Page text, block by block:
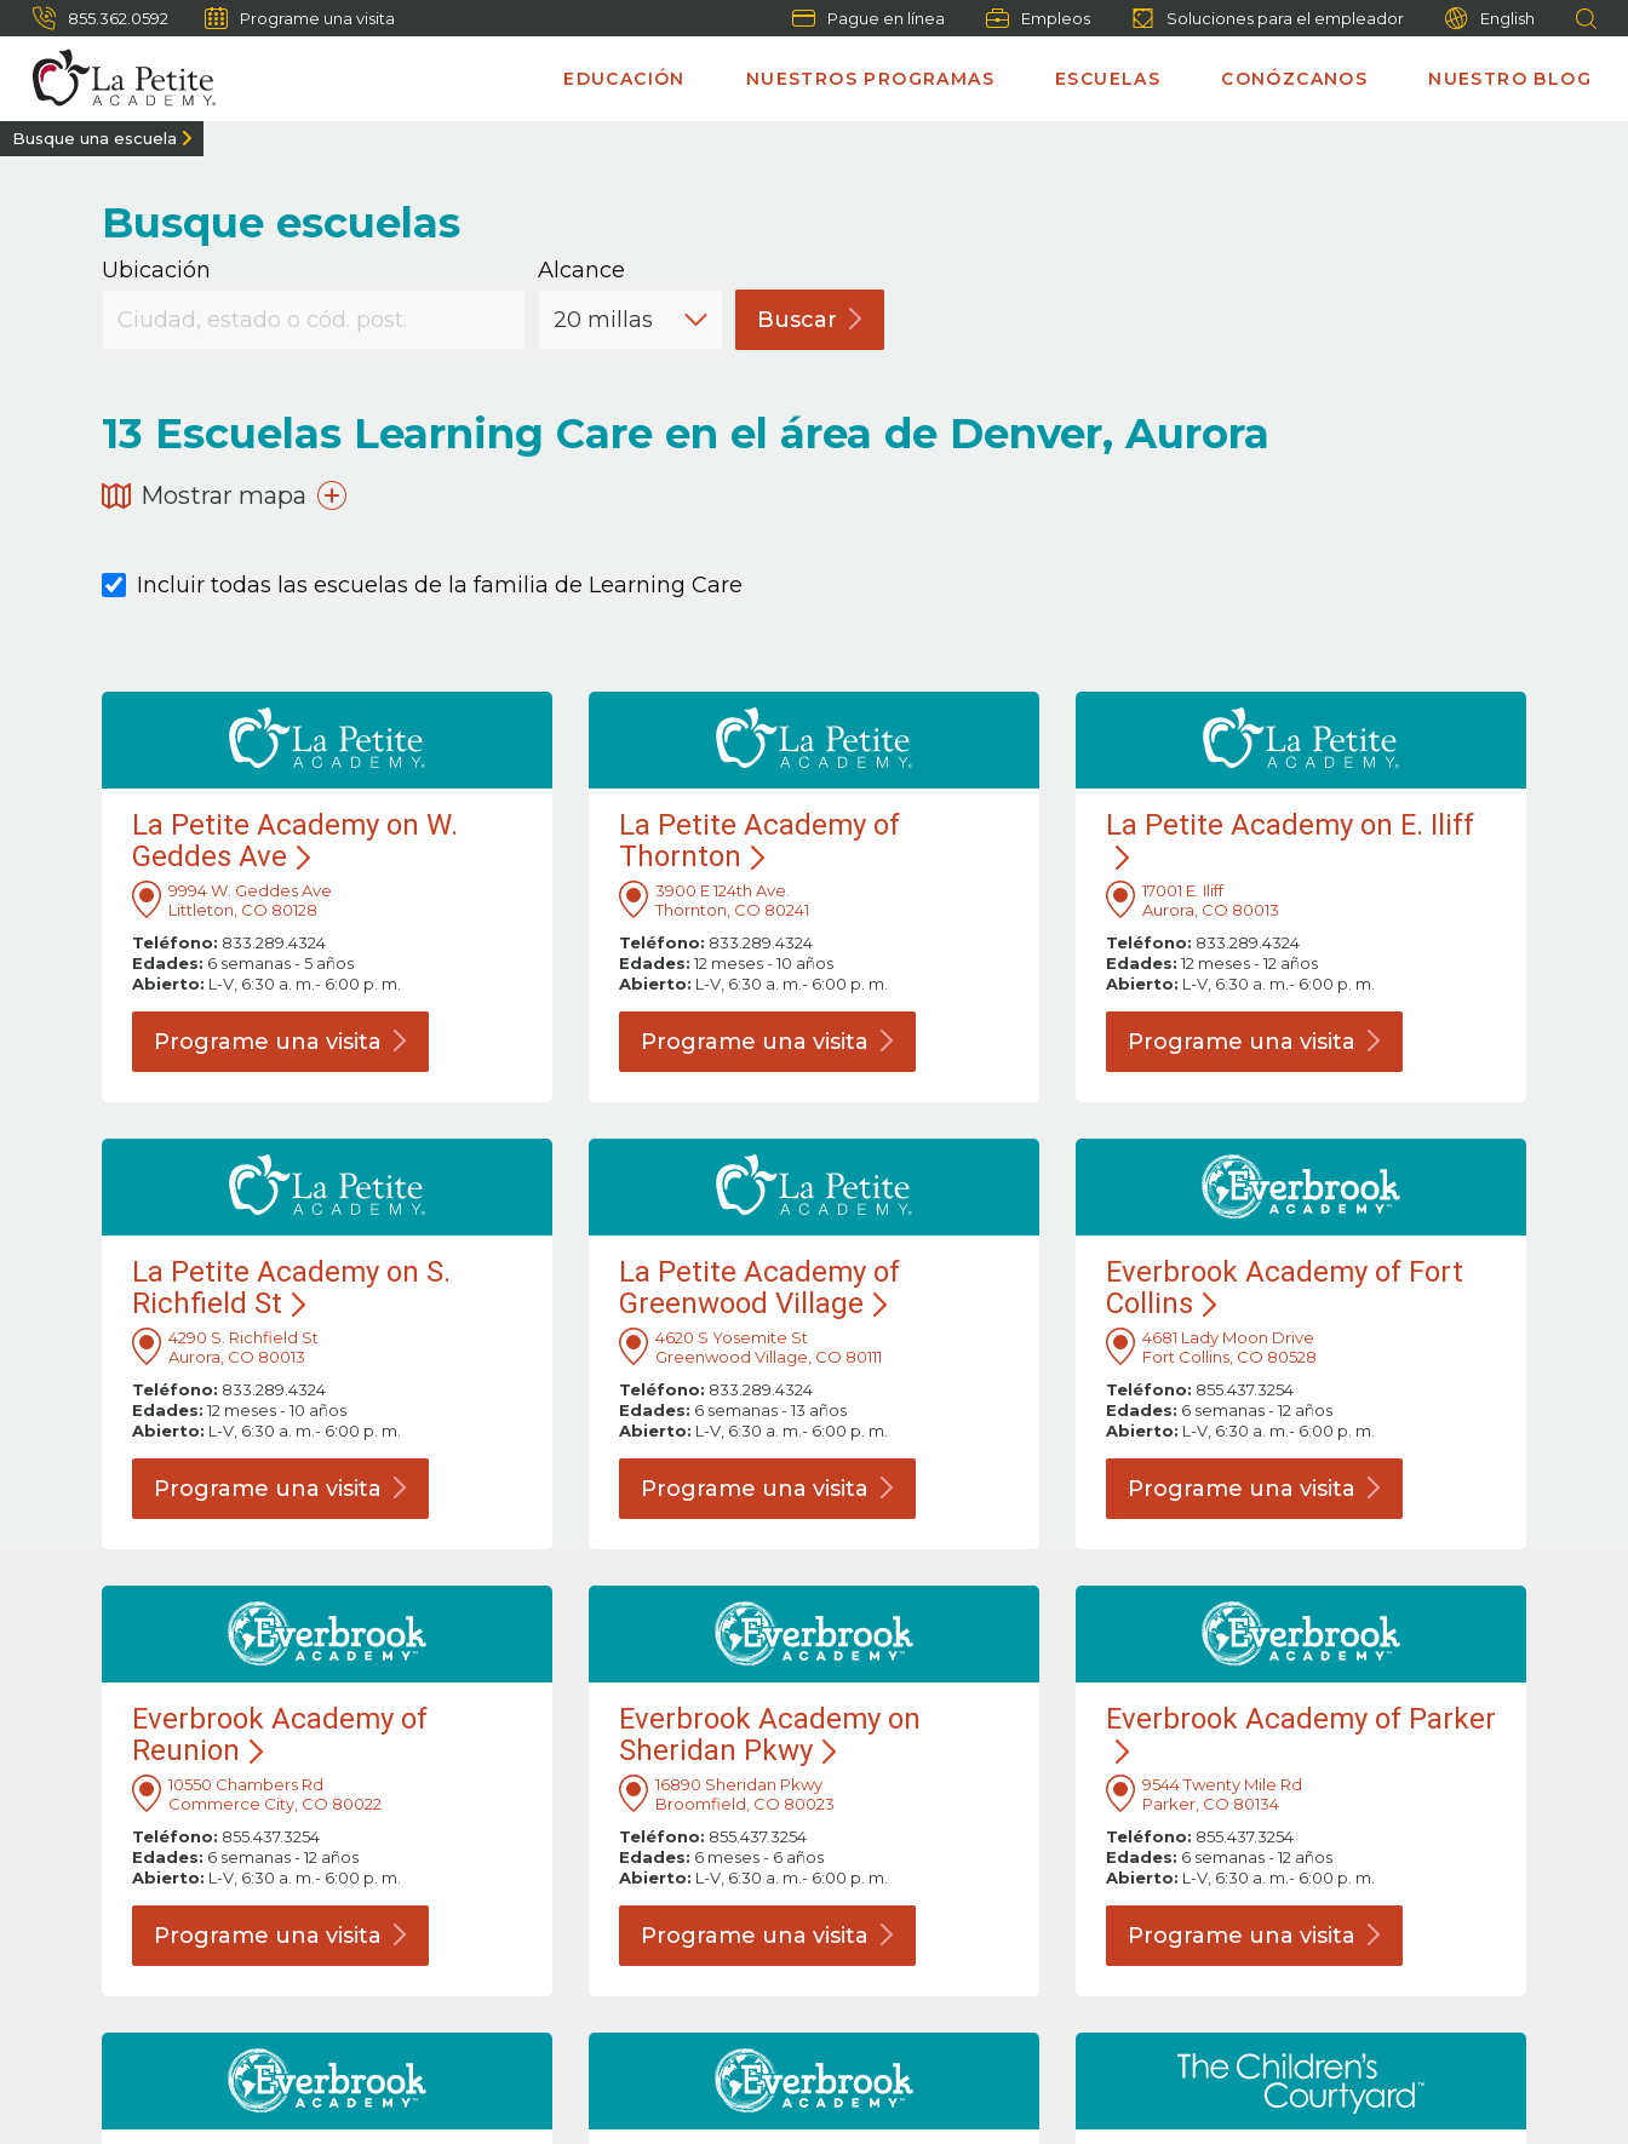
855.362.0592 Programe una visita Pague en línea Empleos Soluciones para el empleador English
EDUCACIÓN NUESTROS PROGRAMAS ESCUELAS CONÓZCANOS NUESTRO BLOG
Busque una escuela
Busque escuelas
Ubicación
Alcance
Buscar
13 Escuelas Learning Care en el área de Denver, Aurora
Mostrar mapa
Incluir todas las escuelas de la familia de Learning Care
La Petite Academy on W.
Geddes Ave
9994 W. Geddes Ave
Littleton, CO 80128
Teléfono: 833.289.4324
Edades: 6 semanas - 5 años
Abierto: L-V, 6:30 a. m.- 6:00 p. m.
Programe una visita
La Petite Academy of
Thornton
3900 E 124th Ave.
Thornton, CO 80241
Teléfono: 833.289.4324
Edades: 12 meses - 10 años
Abierto: L-V, 6:30 a. m.- 6:00 p. m.
Programe una visita
La Petite Academy on E. Iliff
17001 E. Iliff
Aurora, CO 80013
Teléfono: 833.289.4324
Edades: 12 meses - 12 años
Abierto: L-V, 6:30 a. m.- 6:00 p. m.
Programe una visita
La Petite Academy on S.
Richfield St
4290 S. Richfield St
Aurora, CO 80013
Teléfono: 833.289.4324
Edades: 12 meses - 10 años
Abierto: L-V, 6:30 a. m.- 6:00 p. m.
Programe una visita
La Petite Academy of
Greenwood Village
4620 S Yosemite St
Greenwood Village, CO 80111
Teléfono: 833.289.4324
Edades: 6 semanas - 13 años
Abierto: L-V, 6:30 a. m.- 6:00 p. m.
Programe una visita
Everbrook Academy of Fort
Collins
4681 Lady Moon Drive
Fort Collins, CO 80528
Teléfono: 855.437.3254
Edades: 6 semanas - 12 años
Abierto: L-V, 6:30 a. m.- 6:00 p. m.
Programe una visita
Everbrook Academy of
Reunion
10550 Chambers Rd
Commerce City, CO 80022
Teléfono: 855.437.3254
Edades: 6 semanas - 12 años
Abierto: L-V, 6:30 a. m.- 6:00 p. m.
Programe una visita
Everbrook Academy on
Sheridan Pkwy
16890 Sheridan Pkwy
Broomfield, CO 80023
Teléfono: 855.437.3254
Edades: 6 meses - 6 años
Abierto: L-V, 6:30 a. m.- 6:00 p. m.
Programe una visita
Everbrook Academy of Parker
9544 Twenty Mile Rd
Parker, CO 80134
Teléfono: 855.437.3254
Edades: 6 semanas - 12 años
Abierto: L-V, 6:30 a. m.- 6:00 p. m.
Programe una visita